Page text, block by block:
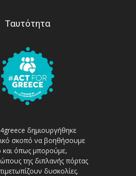
Ταυτότητα
δημιουργήθηκε
σκοπό να βοηθήσουμε
και όπως μπορούμε,
της διπλανής πόρτας
δυσκολίες.